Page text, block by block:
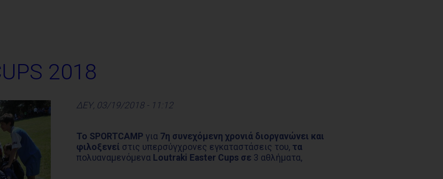
2018
ΔΕΥ, 03/19/2018 - 11:12
Το SPORTCAMP για 7η συνεχόμενη χρονιά διοργανώνει και
φιλοξενεί στις υπερσύγχρονες εγκαταστάσεις του, τα
πολυαναμενόμενα Loutraki Easter Cups σε 3 αθλήματα,